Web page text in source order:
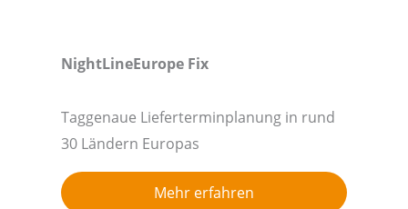
NightLineEurope Fix
Taggenaue Lieferterminplanung in rund
30 Ländern Europas
Mehr erfahren